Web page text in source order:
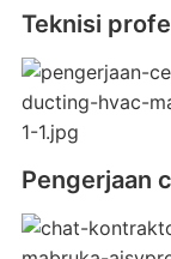
Teknisi
Pengerjaan